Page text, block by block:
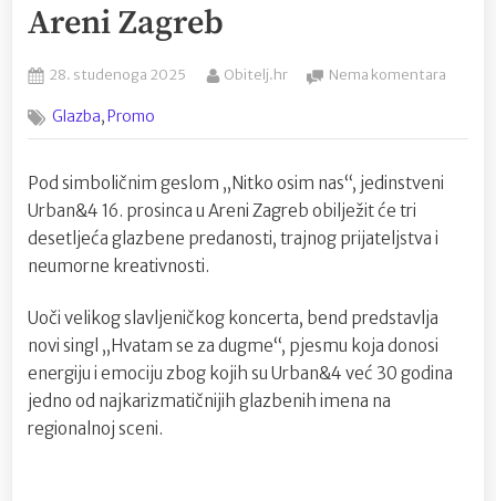
Areni Zagreb
Posted
28. studenoga 2025 By
Obitelj.hr Nema komentara
novi
Areni
Glazba,Promo
Pod simboličnim geslom „Nitko osim nas“, jedinstveni
Urban&4 16. prosinca u Areni Zagreb obilježit će tri
desetljeća glazbene predanosti, trajnog prijateljstva i
neumorne kreativnosti.
Uoči velikog slavljeničkog koncerta, bend predstavlja
novi singl „Hvatam se za dugme“, pjesmu koja donosi
energiju i emociju zbog kojih su Urban&4 već 30 godina
jedno od najkarizmatičnijih glazbenih imena na
regionalnoj sceni.